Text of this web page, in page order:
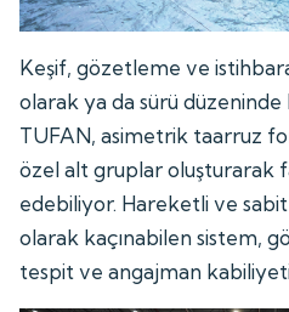
Keşif, gözetleme ve
olarak ya da sürü düzeninde
TUFAN, asimetrik taarruz
özel alt gruplar oluşturarak
edebiliyor. Hareketli ve
olarak kaçınabilen sistem,
tespit ve angajman